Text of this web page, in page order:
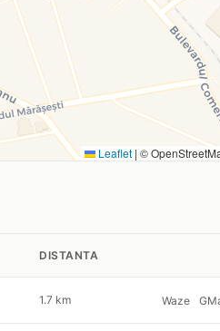
Leaflet | ©
DISTANTA
1.7 km Waze